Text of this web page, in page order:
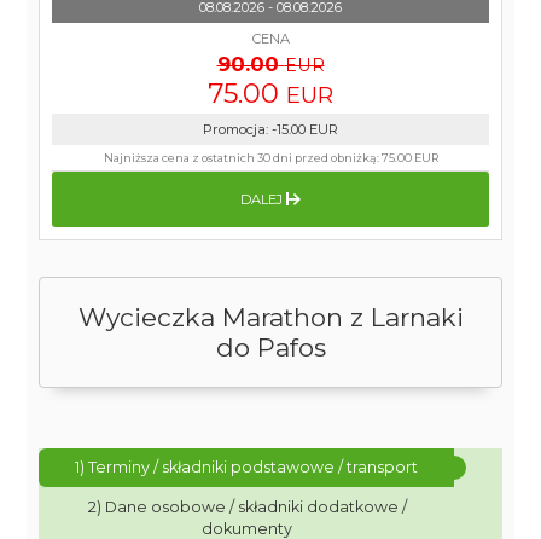
Wycieczka Marathon z Larnaki
do Pafos
1) Terminy / składniki podstawowe / transport
2) Dane osobowe / składniki dodatkowe /
dokumenty
08.08.2026 - 08.08.2026
CENA
90.00 EUR
75.00 EUR
Promocja: -15.00 EUR
Najniższa cena z ostatnich 30 dni przed obniżką:75.00 EUR
DALEJ